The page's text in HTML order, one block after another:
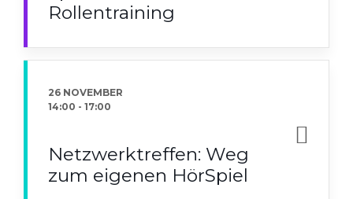
Rollentraining
26 NOVEMBER
14:00 - 17:00
Netzwerktreffen: Weg
zum eigenen HörSpiel